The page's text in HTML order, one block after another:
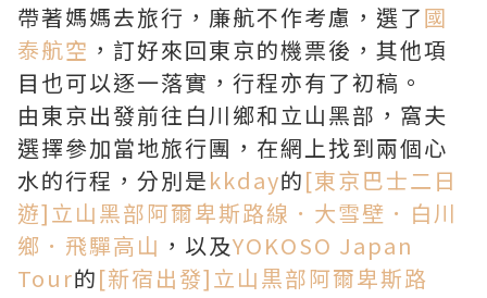
帶著媽媽去旅行，廉航不作考慮，選了國
泰航空 ，訂好來回東京的機票後，其他項
目也可以逐一落實，行程亦有了初稿。
由東京出發前往白川鄉和立山黑部，窩夫
選擇參加當地旅行團，在網上找到兩個心
水的行程，分別是kkday的[東京巴士二日
遊]立山黑部阿爾卑斯路線．大雪壁．白川
鄉．飛驒高山 ，以及YOKOSO Japan
Tour的[新宿出發]立山黒部阿爾卑斯路